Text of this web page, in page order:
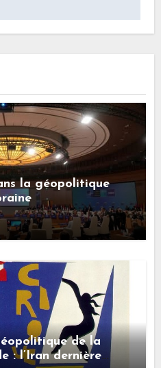
la géopolitique
de la
: l’Iran dernière